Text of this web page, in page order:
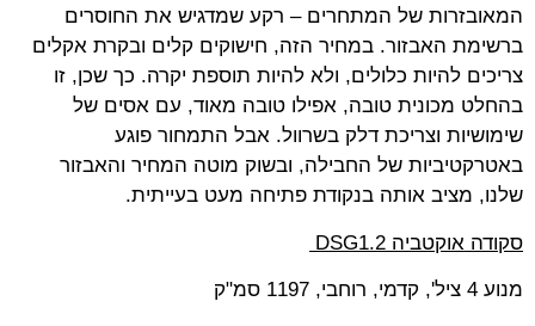
המאובזרות של המתחרים – רקע שמדגיש את החוסרים
ברשימת האבזור. במחיר הזה, חישוקים קלים ובקרת אקלים
צריכים להיות כלולים, ולא להיות תוספת יקרה. כך שכן, זו
בהחלט מכונית טובה, אפילו טובה מאוד, עם אסים של
שימושיות וצריכת דלק בשרוול. אבל התמחור פוגע
באטרקטיביות של החבילה, ובשוק מוטה המחיר והאבזור
שלנו, מציב אותה בנקודת פתיחה מעט בעייתית.
סקודה אוקטביה 1.2 DSG
מנוע 4 ציל', קדמי, רוחבי, 1197 סמ"ק